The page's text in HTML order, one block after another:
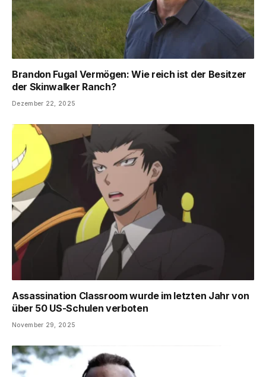
Brandon Fugal Vermögen: Wie reich ist der Besitzer
der Skinwalker Ranch?
Dezember 22, 2025
Assassination Classroom wurde im letzten Jahr von
über 50 US-Schulen verboten
November 29, 2025